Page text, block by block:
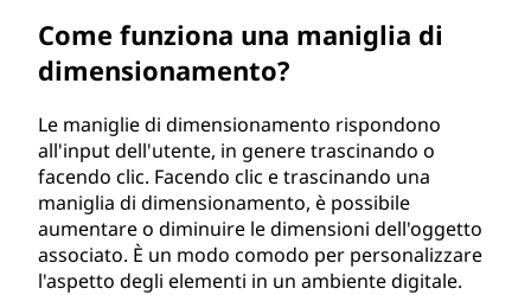
Come funziona una maniglia di
dimensionamento?
Le maniglie di dimensionamento rispondono
all'input dell'utente, in genere trascinando o
facendo clic. Facendo clic e trascinando una
maniglia di dimensionamento, è possibile
aumentare o diminuire le dimensioni dell'oggetto
associato. È un modo comodo per personalizzare
l'aspetto degli elementi in un ambiente digitale.